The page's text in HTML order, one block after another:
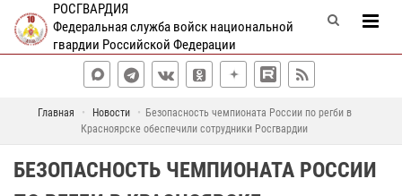
РОСГВАРДИЯ
Федеральная служба войск национальной
гвардии Российской Федерации
Главная Новости
Безопасность чемпионата России по регби в
Красноярске обеспечили сотрудники Росгвардии
БЕЗОПАСНОСТЬ ЧЕМПИОНАТА РОССИИ